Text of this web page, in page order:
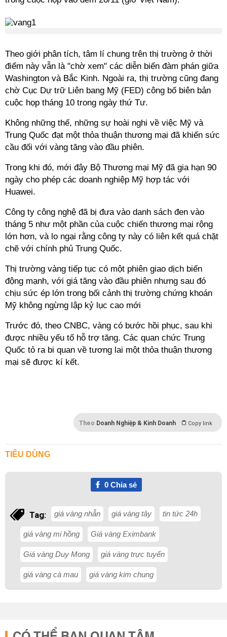
Theo giới phân tích, tâm lí chung trên thị trường ở thời
điểm này vẫn là "chờ xem" các diễn biến đàm phán giữa
Washington và Bắc Kinh. Ngoài ra, thị trường cũng đang
chờ Cục Dự trữ Liên bang Mỹ (FED) công bố biên bản
cuộc họp tháng 10 trong ngày thứ Tư.
Không những thế, những sự hoài nghi về việc Mỹ và
Trung Quốc đạt một thỏa thuận thương mại đã khiến sức
cầu đối với vàng tăng vào đầu phiên.
Trong khi đó, mới đây Bộ Thương mại Mỹ đã gia hạn 90
ngày cho phép các doanh nghiệp Mỹ hợp tác với
Huawei.
Công ty công nghệ đã bị đưa vào danh sách đen vào
tháng 5 như một phần của cuộc chiến thương mại rộng
lớn hơn, và lo ngại rằng công ty này có liên kết quá chặt
chẽ với chính phủ Trung Quốc.
Thị trường vàng tiếp tục có một phiên giao dịch biến
động mạnh, với giá tăng vào đầu phiên nhưng sau đó
chịu sức ép lớn trong bối cảnh thị trường chứng khoán
Mỹ không ngừng lập kỷ lục cao mới
Trước đó, theo CNBC, vàng có bước hồi phục, sau khi
được nhiều yếu tố hỗ trợ tăng. Các quan chức Trung
Quốc tỏ ra bi quan về tương lai một thỏa thuận thương
mại sẽ được kí kết.
Theo Doanh Nghiệp & Kinh Doanh Copy link
TIÊU DÙNG
0Chia sẻ
Tag: giá vàng nhẫn giá vàng tây tin tức 24h
giá vàng mi hồng Giá vàng Eximbank
Giá vàng Duy Mong giá vàng trực tuyến
giá vàng cà mau giá vàng kim chung